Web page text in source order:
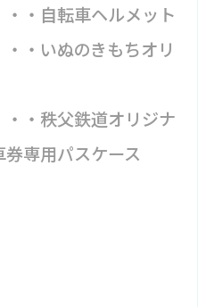
・自転車ヘルメット
・いぬのきもちオリ
・秩父鉄道オリジナ
専用パスケース